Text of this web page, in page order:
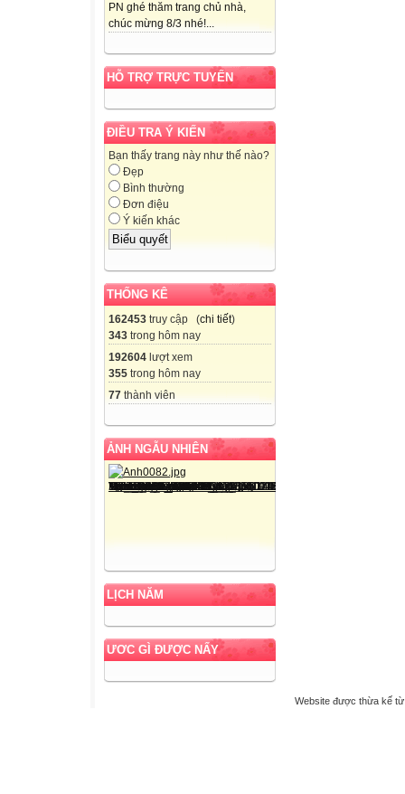
PN ghé thăm trang chủ nhà,
chúc mừng 8/3 nhé!...
HỖ TRỢ TRỰC TUYẾN
ĐIỀU TRA Ý KIẾN
Bạn thấy trang này như thế nào?
Đẹp
Bình thường
Đơn điệu
Ý kiến khác
THỐNG KÊ
162453 truy cập (chi tiết)
343 trong hôm nay
192604 lượt xem
355 trong hôm nay
77 thành viên
ẢNH NGẪU NHIÊN
LỊCH NĂM
ƯƠC GÌ ĐƯỢC NẤY
Website được thừa kế